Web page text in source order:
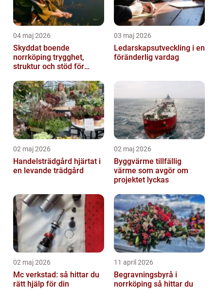
04 maj 2026
Skyddat boende
norrköping trygghet,
struktur och stöd för
situationer
03 maj 2026
Ledarskapsutveckling i en
föränderlig vardag
02 maj 2026
Handelsträdgård hjärtat i
en levande trädgård
02 maj 2026
Byggvärme tillfällig
värme som avgör om
projektet lyckas
02 maj 2026
Mc verkstad: så hittar du
rätt hjälp för din
11 april 2026
Begravningsbyrå i
norrköping så hittar du